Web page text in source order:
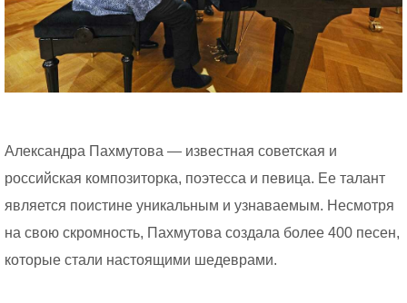
Александра Пахмутова — известная советская и
российская композиторка, поэтесса и певица. Ее талант
является поистине уникальным и узнаваемым. Несмотря
на свою скромность, Пахмутова создала более 400 песен,
которые стали настоящими шедеврами.